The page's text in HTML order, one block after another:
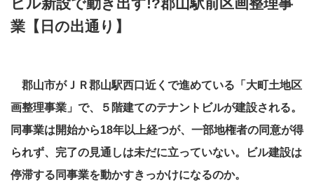
業【日の出通り】
郡山市がＪＲ郡山駅西口近くで進めている「大町土地区
画整理事業」で、５階建てのテナントビルが建設される。
同事業は開始から18年以上経つが、一部地権者の同意が得
られず、完了の見通しは未だに立っていない。ビル建設は
停滞する同事業を動かすきっかけになるのか。